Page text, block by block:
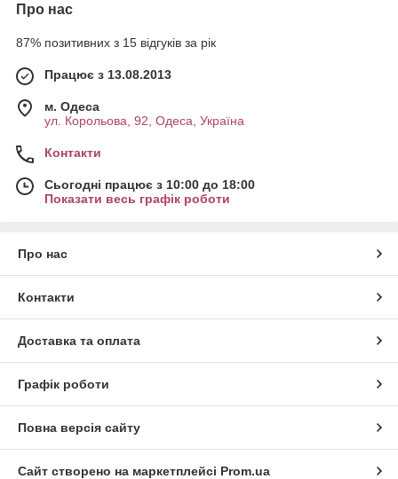
Про нас
87% позитивних з 15 відгуків за рік
Працює з 13.08.2013
м. Одеса
ул. Корольова, 92, Одеса, Україна
Контакти
Сьогодні працює з 10:00 до 18:00
Показати весь графік роботи
Про нас
Контакти
Доставка та оплата
Графік роботи
Повна версія сайту
Сайт створено на маркетплейсі Prom.ua